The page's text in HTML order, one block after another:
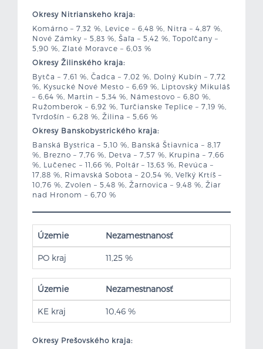
Okresy Nitrianskeho kraja:
Komárno – 7,32 %, Levice – 6,48 %, Nitra – 4,87 %,
Nové Zámky – 5,83 %, Šaľa – 5,42 %, Topoľčany –
5,90 %, Zlaté Moravce – 6,03 %
Okresy Žilinského kraja:
Bytča – 7,61 %, Čadca – 7,02 %, Dolný Kubín – 7,72
%, Kysucké Nové Mesto – 6,69 %, Liptovský Mikuláš
– 6,64 %, Martin – 5,34 %, Námestovo – 6,80 %,
Ružomberok – 6,92 %, Turčianske Teplice – 7,19 %,
Tvrdošín – 6,28 %, Žilina – 5,66 %
Okresy Banskobystrického kraja:
Banská Bystrica – 5,10 %, Banská Štiavnica – 8,17
%, Brezno – 7,76 %, Detva – 7,57 %, Krupina – 7,66
%, Lučenec – 11,66 %, Poltár – 13,63 %, Revúca –
17,88 %, Rimavská Sobota – 20,54 %, Veľký Krtíš –
10,76 %, Zvolen – 5,48 %, Žarnovica – 9,48 %, Žiar
nad Hronom – 6,70 %
Územie Nezamestnanosť
PO kraj 11,25 %
Územie Nezamestnanosť
KE kraj 10,46 %
Okresy Prešovského kraja: